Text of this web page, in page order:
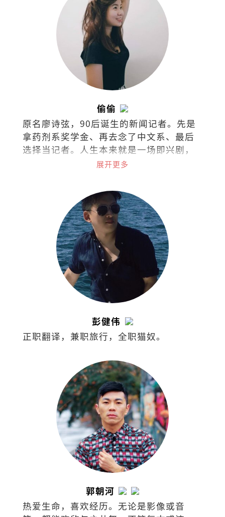
偷偷
原名廖诗弦，90后诞生的新闻记者。先是
拿药剂系奖学金、再去念了中文系、最后
选择当记者。人生本来就是一场即兴剧，
无需固定脚本，只需勇气和创造力。
展开更多
彭健伟
正职翻译，兼职旅行，全职猫奴。
郭朝河
热爱生命，喜欢经历。无论是影像或音